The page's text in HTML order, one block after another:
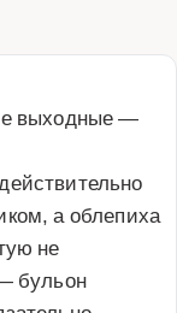
выходные —
а облепиха
не
бульон